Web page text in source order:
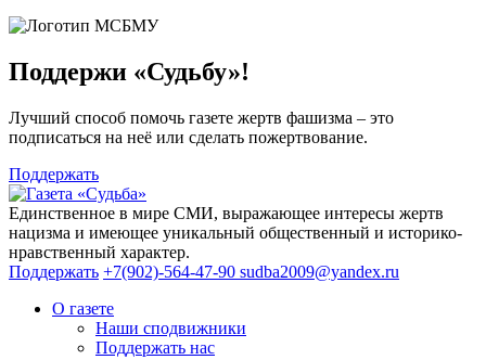
Поддержи «Судьбу»!
Лучший способ помочь газете жертв фашизма – это
подписаться на неё или сделать пожертвование.
Поддержать
Единственное в мире СМИ, выражающее интересы жертв
нацизма и имеющее уникальный общественный и историко-
нравственный характер.
Поддержать +7(902)-564-47-90 sudba2009@yandex.ru
О газете
Наши сподвижники
Поддержать нас